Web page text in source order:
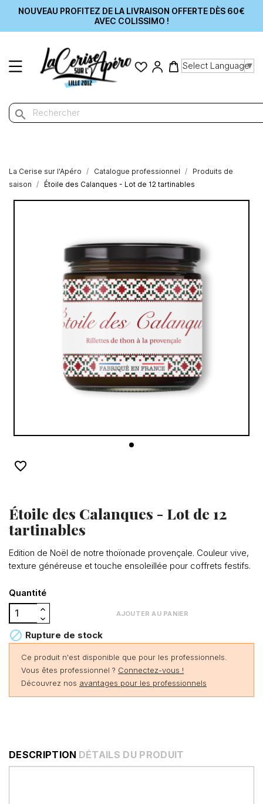
NOUVEAU PROFITEZ DE LA LIVRAISON OFFERTE DÈS 60€
AVEC COLISSIMO !
Select Language▼
search
La Cerise sur l'Apéro Catalogue professionnel
Produits de
saison
Étoile des Calanques - Lot de 12 tartinables
favorite_border
Étoile des Calanques - Lot de 12
tartinables
Edition de Noël de notre thoïonade provençale. Couleur vive,
texture généreuse et touche ensoleillée pour coffrets festifs.
Quantité
AJOUTER AU PANIER
 Rupture de stock
Ce produit n'est disponible que pour les professionnels.
Vous êtes professionnel ? Connectez-vous !
Découvrez nos avantages pour les professionnels
DESCRIPTION DÉTAILS DU PRODUIT